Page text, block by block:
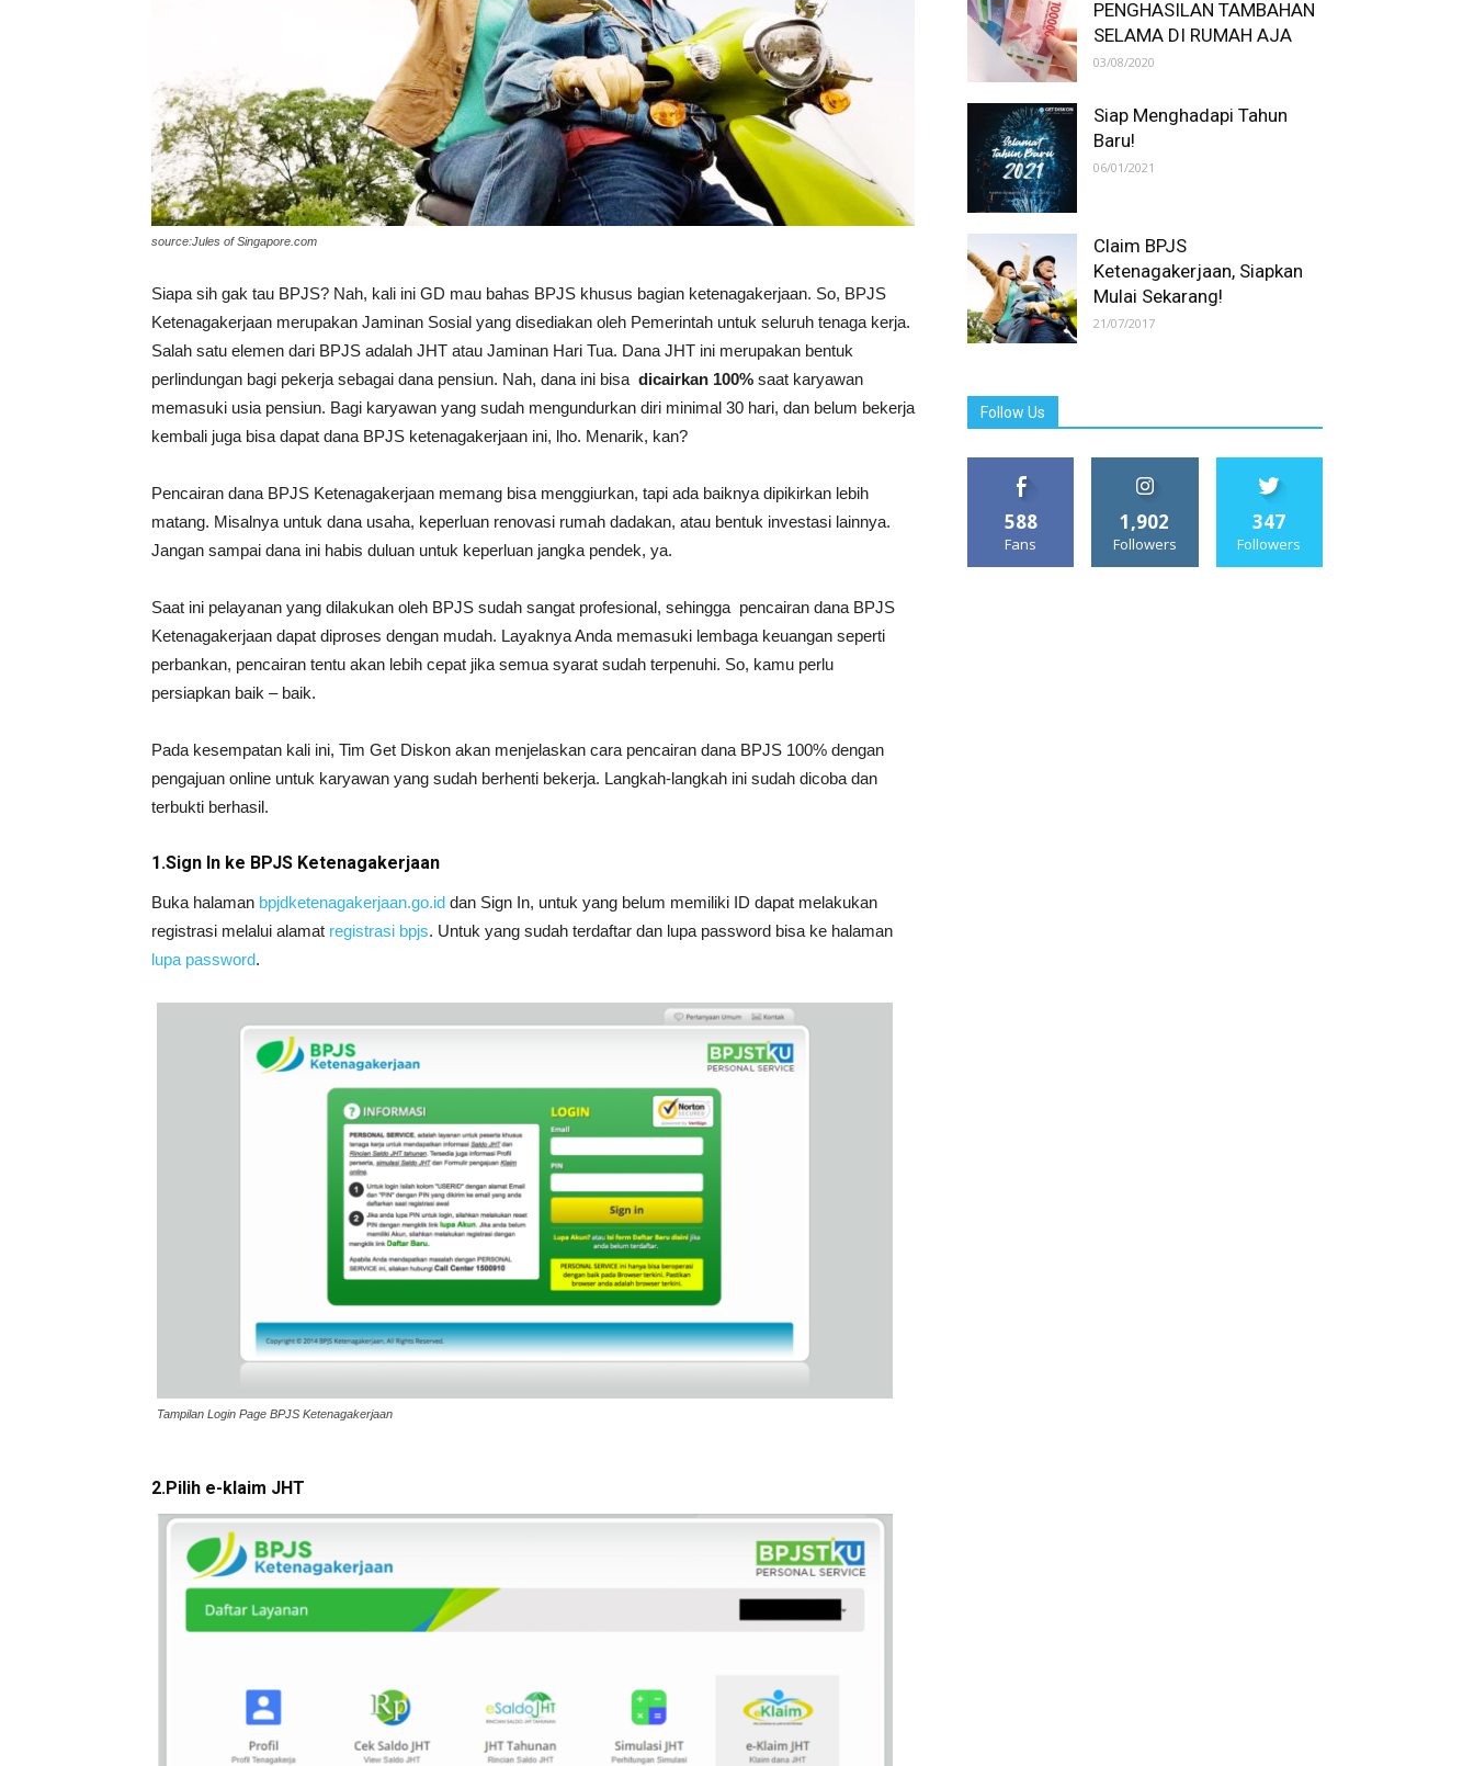
source:Jules of Singapore.com
Siapa sih gak tau BPJS? Nah, kali ini GD mau bahas BPJS khusus bagian ketenagakerjaan. So, BPJS
Ketenagakerjaan merupakan Jaminan Sosial yang disediakan oleh Pemerintah untuk seluruh tenaga kerja.
Salah satu elemen dari BPJS adalah JHT atau Jaminan Hari Tua. Dana JHT ini merupakan bentuk
perlindungan bagi pekerja sebagai dana pensiun. Nah, dana ini bisa dicairkan 100% saat karyawan
memasuki usia pensiun. Bagi karyawan yang sudah mengundurkan diri minimal 30 hari, dan belum bekerja
kembali juga bisa dapat dana BPJS ketenagakerjaan ini, lho. Menarik, kan?
Pencairan dana BPJS Ketenagakerjaan memang bisa menggiurkan, tapi ada baiknya dipikirkan lebih
matang. Misalnya untuk dana usaha, keperluan renovasi rumah dadakan, atau bentuk investasi lainnya.
Jangan sampai dana ini habis duluan untuk keperluan jangka pendek, ya.
Saat ini pelayanan yang dilakukan oleh BPJS sudah sangat profesional, sehingga pencairan dana BPJS
Ketenagakerjaan dapat diproses dengan mudah. Layaknya Anda memasuki lembaga keuangan seperti
perbankan, pencairan tentu akan lebih cepat jika semua syarat sudah terpenuhi. So, kamu perlu
persiapkan baik – baik.
Pada kesempatan kali ini, Tim Get Diskon akan menjelaskan cara pencairan dana BPJS 100% dengan
pengajuan online untuk karyawan yang sudah berhenti bekerja. Langkah-langkah ini sudah dicoba dan
terbukti berhasil.
1.Sign In ke BPJS Ketenagakerjaan
Buka halaman bpjdketenagakerjaan.go.id dan Sign In, untuk yang belum memiliki ID dapat melakukan
registrasi melalui alamat registrasi bpjs. Untuk yang sudah terdaftar dan lupa password bisa ke halaman
lupa password.
Tampilan Login Page BPJS Ketenagakerjaan
2.Pilih e-klaim JHT
PENGHASILAN TAMBAHAN
SELAMA DI RUMAH AJA
03/08/2020
Siap Menghadapi Tahun
Baru!
06/01/2021
Claim BPJS
Ketenagakerjaan, Siapkan
Mulai Sekarang!
21/07/2017
Follow Us
588
Fans
1,902
Followers
347
Followers